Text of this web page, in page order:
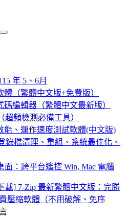
Search
年 5、6月
（繁體中文版+免費版）
碼編輯器（繁體中文最新版）
超頻檢測必備工具）
能、運作速度測試軟體(中文版)
錄檔清理、重組、系統最佳化、
面：跨平台遙控 Win, Mac 電腦
載] 7-Zip 最新繁體中文版：完勝
壓縮軟體（不用破解、免序